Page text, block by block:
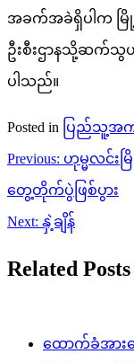
အခက်အခဲရှိပါက မ
ဦးစီးဌာနသို့ဆက်သွယ်
ပါသည်။
Posted in ပြည်သူ့အက
Post
navigation
Previous: ဟုမ္မလင်းမ
တွေ့တိုက်ပွဲဖြစ်ပွား
Next: နှဲ့ချိန်
Related Posts
ထောက်ခံအားပ